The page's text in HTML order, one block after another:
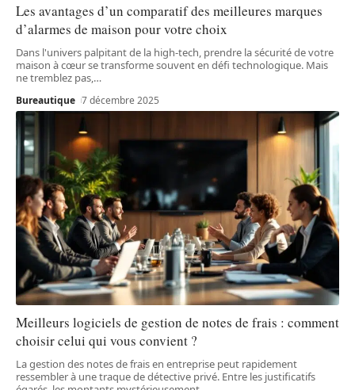
Les avantages d’un comparatif des meilleures marques
d’alarmes de maison pour votre choix
Dans l'univers palpitant de la high-tech, prendre la sécurité de votre
maison à cœur se transforme souvent en défi technologique. Mais
ne tremblez pas,…
Bureautique 7 décembre 2025
Meilleurs logiciels de gestion de notes de frais : comment
choisir celui qui vous convient ?
La gestion des notes de frais en entreprise peut rapidement
ressembler à une traque de détective privé. Entre les justificatifs